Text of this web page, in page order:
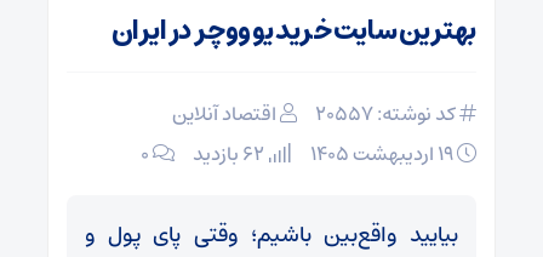
بهترین سایت خرید یو ووچر در ایران
کد نوشته: 20557
اقتصاد آنلاین
۰
بیایید واقع‌بین باشیم؛ وقتی پای پول و